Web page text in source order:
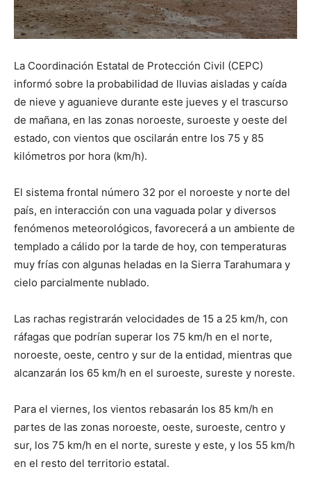
La Coordinación Estatal de Protección Civil (CEPC)
informó sobre la probabilidad de lluvias aisladas y caída
de nieve y aguanieve durante este jueves y el trascurso
de mañana, en las zonas noroeste, suroeste y oeste del
estado, con vientos que oscilarán entre los 75 y 85
kilómetros por hora (km/h).
El sistema frontal número 32 por el noroeste y norte del
país, en interacción con una vaguada polar y diversos
fenómenos meteorológicos, favorecerá a un ambiente de
templado a cálido por la tarde de hoy, con temperaturas
muy frías con algunas heladas en la Sierra Tarahumara y
cielo parcialmente nublado.
Las rachas registrarán velocidades de 15 a 25 km/h, con
ráfagas que podrían superar los 75 km/h en el norte,
noroeste, oeste, centro y sur de la entidad, mientras que
alcanzarán los 65 km/h en el suroeste, sureste y noreste.
Para el viernes, los vientos rebasarán los 85 km/h en
partes de las zonas noroeste, oeste, suroeste, centro y
sur, los 75 km/h en el norte, sureste y este, y los 55 km/h
en el resto del territorio estatal.